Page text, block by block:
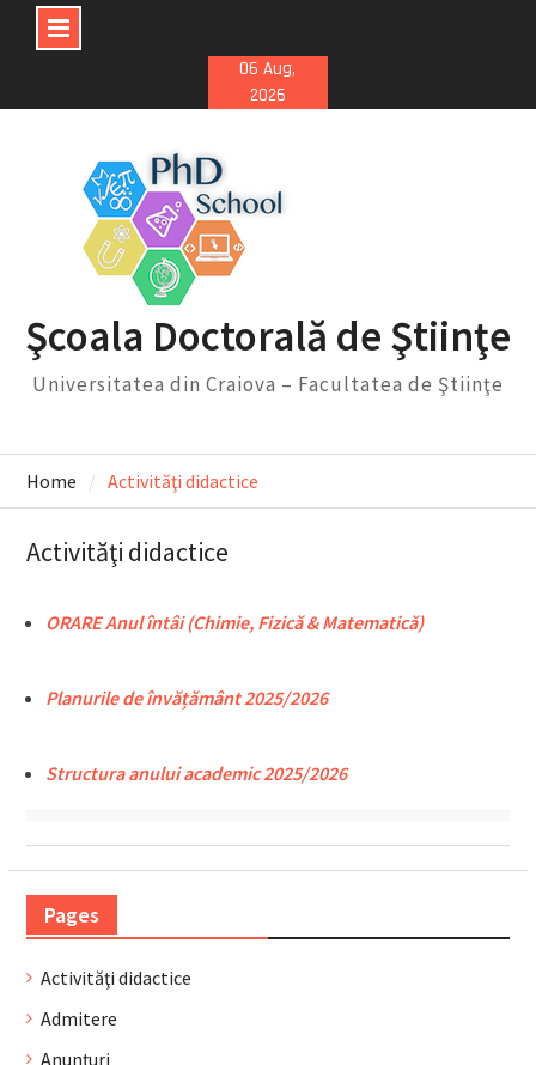
06 Aug,
2026
Şcoala Doctorală de Ştiinţe
Universitatea din Craiova – Facultatea de Ştiinţe
Home Activităţi didactice
Activităţi didactice
ORARE Anul întâi (Chimie, Fizică & Matematică)
Planurile de învățământ 2025/2026
Structura anului academic 2025/2026
Pages
Activităţi didactice
Admitere
Anunţuri